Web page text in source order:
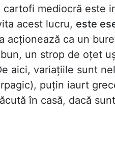
cartofi mediocră este
acest lucru, este
acționează ca un
un strop de oțet
aici, variațiile sunt
puțin iaurt
în casă, dacă